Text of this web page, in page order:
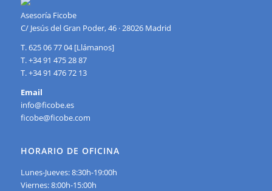
Asesoría Ficobe
C/ Jesús del Gran Poder, 46 · 28026 Madrid
T. 625 06 77 04 [Llámanos]
T. +34 91 475 28 87
T. +34 91 476 72 13
Email
info@ficobe.es
ficobe@ficobe.com
HORARIO DE OFICINA
Lunes-Jueves: 8:30h-19:00h
Viernes: 8:00h-15:00h